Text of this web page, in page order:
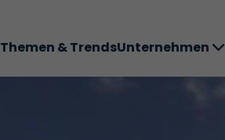
Themen & TrendsUnternehmen